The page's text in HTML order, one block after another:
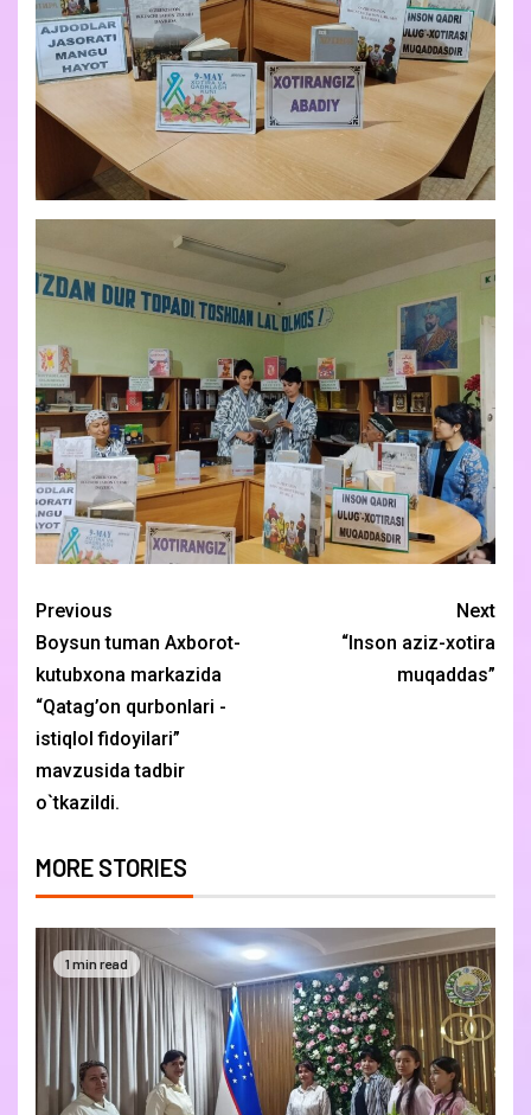
Previous
Boysun tuman Axborot-
kutubxona markazida
“Qatag’on qurbonlari -
istiqlol fidoyilari”
mavzusida tadbir
o`tkazildi.
Next
“Inson aziz-xotira
muqaddas”
MORE STORIES
1 min read